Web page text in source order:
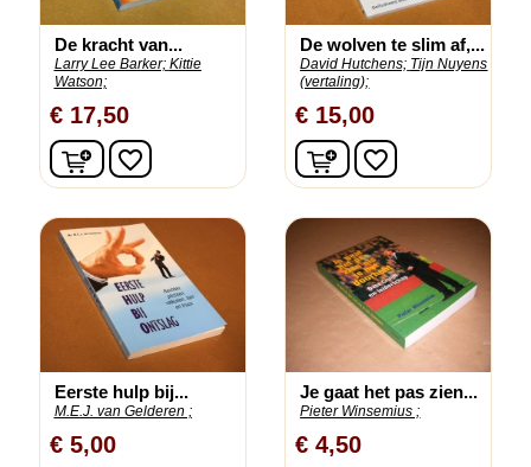
De kracht van...
Larry Lee Barker; Kittie
Watson;
€ 17,50
In winkelwagen
favorite_border
De wolven te slim af,...
David Hutchens; Tijn Nuyens
(vertaling);
€ 15,00
In winkelwagen
favorite_border
Eerste hulp bij...
M.E.J. van Gelderen ;
€ 5,00
Je gaat het pas zien...
Pieter Winsemius ;
€ 4,50